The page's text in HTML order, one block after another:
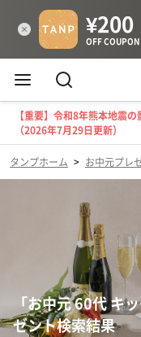
【重要】令和8年熊本地震
（2026年7月29日更新）
タンプホーム > お中元プレ
「お中元 60代 キ
ゼント検索結果